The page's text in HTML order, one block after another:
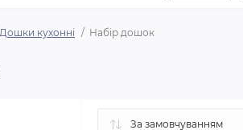
Дошки кухонні Набір дошок